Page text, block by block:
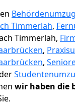
Timmerlah,
Timmerlah,
,
,
wir haben die